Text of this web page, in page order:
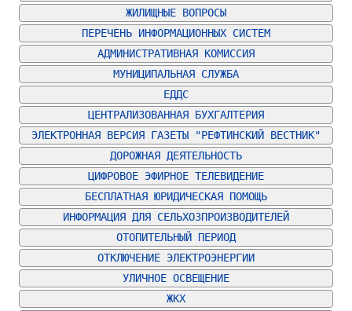
ЖИЛИЩНЫЕ ВОПРОСЫ
ПЕРЕЧЕНЬ ИНФОРМАЦИОННЫХ СИСТЕМ
АДМИНИСТРАТИВНАЯ КОМИССИЯ
МУНИЦИПАЛЬНАЯ СЛУЖБА
ЕДДС
ЦЕНТРАЛИЗОВАННАЯ БУХГАЛТЕРИЯ
ЭЛЕКТРОННАЯ ВЕРСИЯ ГАЗЕТЫ "РЕФТИНСКИЙ ВЕСТНИК"
ДОРОЖНАЯ ДЕЯТЕЛЬНОСТЬ
ЦИФРОВОЕ ЭФИРНОЕ ТЕЛЕВИДЕНИЕ
БЕСПЛАТНАЯ ЮРИДИЧЕСКАЯ ПОМОЩЬ
ИНФОРМАЦИЯ ДЛЯ СЕЛЬХОЗПРОИЗВОДИТЕЛЕЙ
ОТОПИТЕЛЬНЫЙ ПЕРИОД
ОТКЛЮЧЕНИЕ ЭЛЕКТРОЭНЕРГИИ
УЛИЧНОЕ ОСВЕЩЕНИЕ
ЖКХ